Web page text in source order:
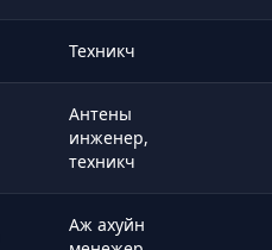
Техникч
Антены
инженер,
техникч
Аж ахуйн